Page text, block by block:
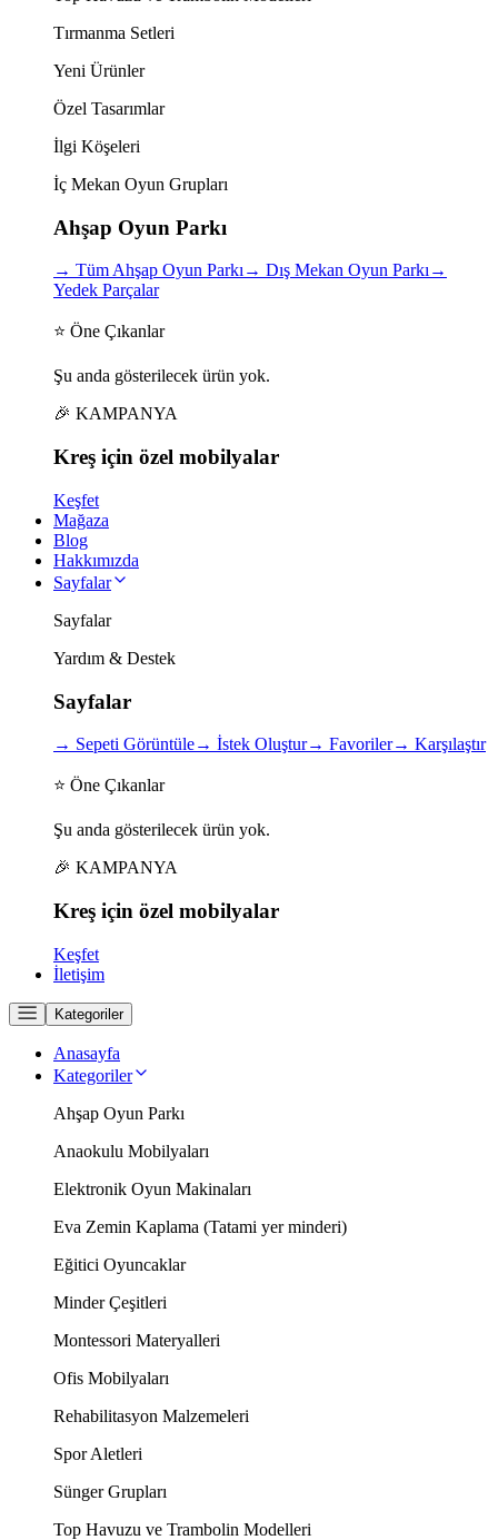
Tırmanma Setleri
Yeni Ürünler
Özel Tasarımlar
İlgi Köşeleri
İç Mekan Oyun Grupları
Ahşap Oyun Parkı
→ Tüm Ahşap Oyun Parkı→ Dış Mekan Oyun Parkı→
Yedek Parçalar
⭐ Öne Çıkanlar
Şu anda gösterilecek ürün yok.
🎉 KAMPANYA
Kreş için özel mobilyalar
Keşfet
Mağaza
Blog
Hakkımızda
Sayfalar
Sayfalar
Yardım & Destek
Sayfalar
→ Sepeti Görüntüle→ İstek Oluştur→ Favoriler→ Karşılaştır
⭐ Öne Çıkanlar
Şu anda gösterilecek ürün yok.
🎉 KAMPANYA
Kreş için özel mobilyalar
Keşfet
İletişim
Kategoriler
Anasayfa
Kategoriler
Ahşap Oyun Parkı
Anaokulu Mobilyaları
Elektronik Oyun Makinaları
Eva Zemin Kaplama (Tatami yer minderi)
Eğitici Oyuncaklar
Minder Çeşitleri
Montessori Materyalleri
Ofis Mobilyaları
Rehabilitasyon Malzemeleri
Spor Aletleri
Sünger Grupları
Top Havuzu ve Trambolin Modelleri